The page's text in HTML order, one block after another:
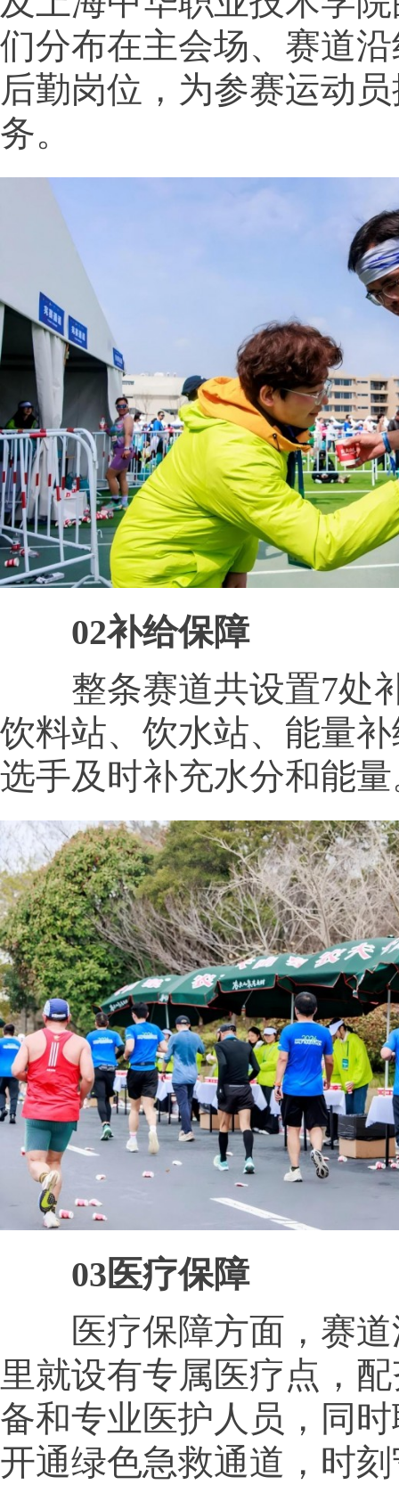
们分布在主会场、赛道
后勤岗位，为参赛运动
务。
02补给保障
整条赛道共设置7处
饮料站、饮水站、能量
选手及时补充水分和能
03医疗保障
医疗保障方面，赛道
里就设有专属医疗点，
备和专业医护人员，同
开通绿色急救通道，时